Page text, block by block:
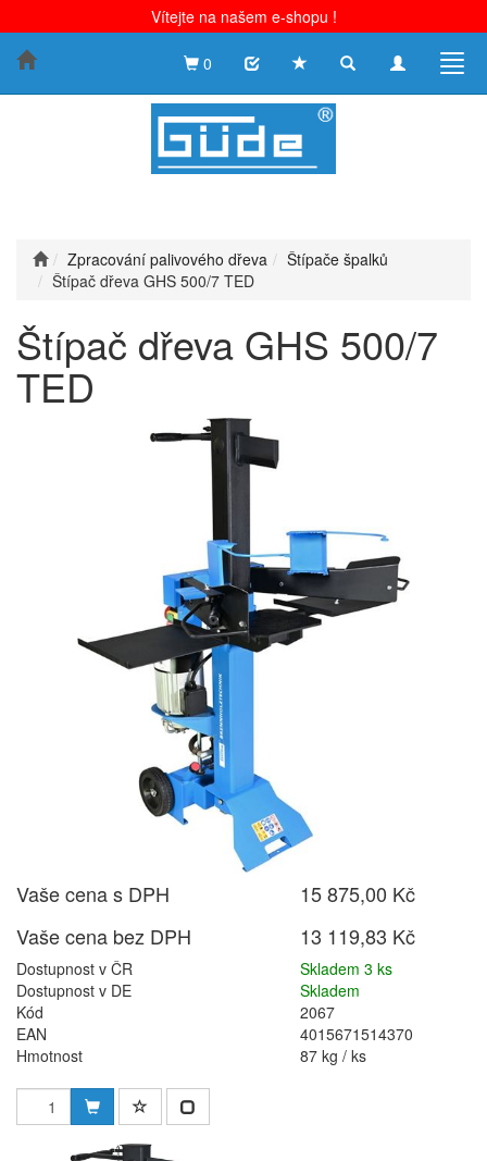
Vítejte na našem e-shopu !
Toggle
Toggle
0
Zpracování palivového dřeva
Štípače špalků
Štípač dřeva GHS 500/7 TED
Štípač dřeva GHS 500/7
TED
Vaše cena s DPH
15 875,00 Kč
Vaše cena bez DPH
13 119,83 Kč
Dostupnost v ČR
Skladem 3 ks
Dostupnost v DE
Skladem
Kód
2067
EAN
4015671514370
Hmotnost
87 kg / ks